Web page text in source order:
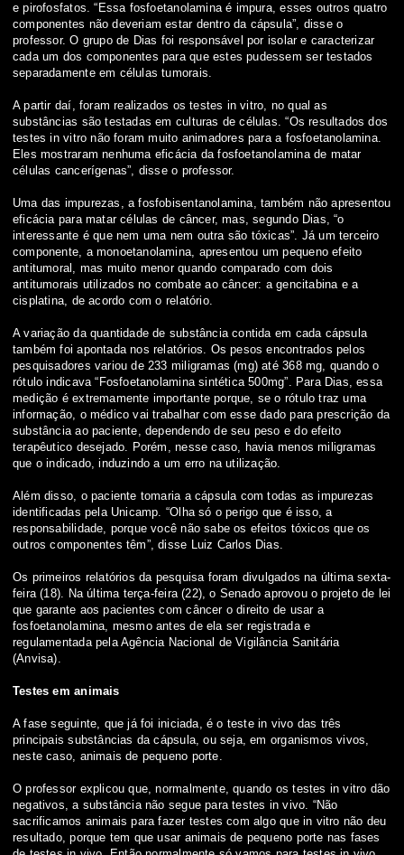
e pirofosfatos. “Essa fosfoetanolamina é impura, esses outros quatro
componentes não deveriam estar dentro da cápsula”, disse o
professor. O grupo de Dias foi responsável por isolar e caracterizar
cada um dos componentes para que estes pudessem ser testados
separadamente em células tumorais.
A partir daí, foram realizados os testes in vitro, no qual as
substâncias são testadas em culturas de células. “Os resultados dos
testes in vitro não foram muito animadores para a fosfoetanolamina.
Eles mostraram nenhuma eficácia da fosfoetanolamina de matar
células cancerígenas”, disse o professor.
Uma das impurezas, a fosfobisentanolamina, também não apresentou
eficácia para matar células de câncer, mas, segundo Dias, “o
interessante é que nem uma nem outra são tóxicas”. Já um terceiro
componente, a monoetanolamina, apresentou um pequeno efeito
antitumoral, mas muito menor quando comparado com dois
antitumorais utilizados no combate ao câncer: a gencitabina e a
cisplatina, de acordo com o relatório.
A variação da quantidade de substância contida em cada cápsula
também foi apontada nos relatórios. Os pesos encontrados pelos
pesquisadores variou de 233 miligramas (mg) até 368 mg, quando o
rótulo indicava “Fosfoetanolamina sintética 500mg”. Para Dias, essa
medição é extremamente importante porque, se o rótulo traz uma
informação, o médico vai trabalhar com esse dado para prescrição da
substância ao paciente, dependendo de seu peso e do efeito
terapêutico desejado. Porém, nesse caso, havia menos miligramas
que o indicado, induzindo a um erro na utilização.
Além disso, o paciente tomaria a cápsula com todas as impurezas
identificadas pela Unicamp. “Olha só o perigo que é isso, a
responsabilidade, porque você não sabe os efeitos tóxicos que os
outros componentes têm”, disse Luiz Carlos Dias.
Os primeiros relatórios da pesquisa foram divulgados na última sexta-
feira (18). Na última terça-feira (22), o Senado aprovou o projeto de lei
que garante aos pacientes com câncer o direito de usar a
fosfoetanolamina, mesmo antes de ela ser registrada e
regulamentada pela Agência Nacional de Vigilância Sanitária
(Anvisa).
Testes em animais
A fase seguinte, que já foi iniciada, é o teste in vivo das três
principais substâncias da cápsula, ou seja, em organismos vivos,
neste caso, animais de pequeno porte.
O professor explicou que, normalmente, quando os testes in vitro dão
negativos, a substância não segue para testes in vivo. “Não
sacrificamos animais para fazer testes com algo que in vitro não deu
resultado, porque tem que usar animais de pequeno porte nas fases